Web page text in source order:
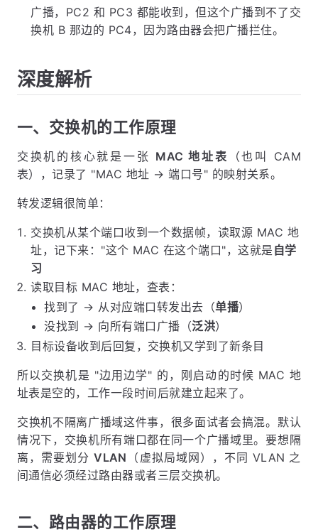
广播，PC2 和 PC3 都能收到，但这个广播到不了交
换机 B 那边的 PC4，因为路由器会把广播拦住。
深度解析
一、交换机的工作原理
交换机的核心就是一张 MAC 地址表
（也叫 CAM
表），记录了 "MAC 地址 → 端口号" 的映射关系。
转发逻辑很简单：
交换机从某个端口收到一个数据帧，读取源 MAC 地
址，记下来："这个 MAC 在这个端口"，这就是 自学
习
读取目标 MAC 地址，查表：
找到了 → 从对应端口转发出去（单播）
没找到 → 向所有端口广播（泛洪）
目标设备收到后回复，交换机又学到了新条目
所以交换机是 "边用边学" 的，刚启动的时候 MAC 地
址表是空的，工作一段时间后就建立起来了。
交换机不隔离广播域这件事，很多面试者会搞混。默认
情况下，交换机所有端口都在同一个广播域里。要想隔
离，需要划分VLAN （虚拟局域网），不同 VLAN 之
间通信必须经过路由器或者三层交换机。
二、路由器的工作原理